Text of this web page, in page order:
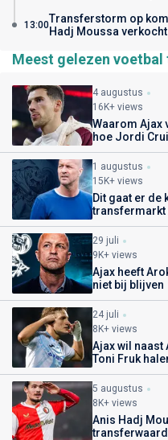
13:00Transferstorm op
Hadj Moussa
Meest gelezen
4 augustus
16K+ views
Waarom Ajax
hoe Jordi
1 augustus
15K+ views
Dit gaat er de
transfermarkt
29 juli
9K+ views
Ajax heeft
niet bij blijven
24 juli
8K+ views
Ajax wil naast
Toni Fruk
5 augustus
8K+ views
Anis Hadj